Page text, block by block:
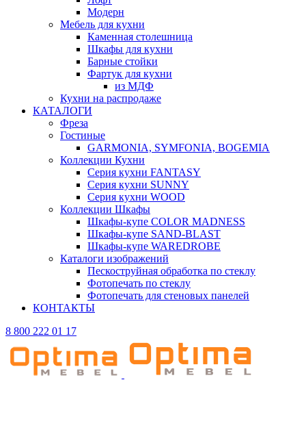
Модерн
Мебель для кухни
Каменная столешница
Шкафы для кухни
Барные стойки
Фартук для кухни
из МДФ
Кухни на распродаже
КАТАЛОГИ
Фреза
Гостиные
GARMONIA, SYMFONIA, BOGEMIA
Коллекции Кухни
Серия кухни FANTASY
Серия кухни SUNNY
Серия кухни WOOD
Коллекции Шкафы
Шкафы-купе COLOR MADNESS
Шкафы-купе SAND-BLAST
Шкафы-купе WAREDROBE
Каталоги изображений
Пескоструйная обработка по стеклу
Фотопечать по стеклу
Фотопечать для стеновых панелей
КОНТАКТЫ
8 800 222 01 17